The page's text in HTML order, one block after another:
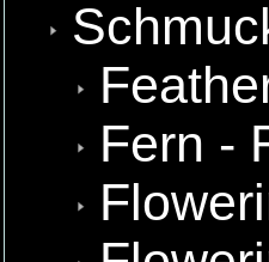
Fern -